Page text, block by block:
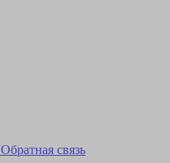
Обратная связь